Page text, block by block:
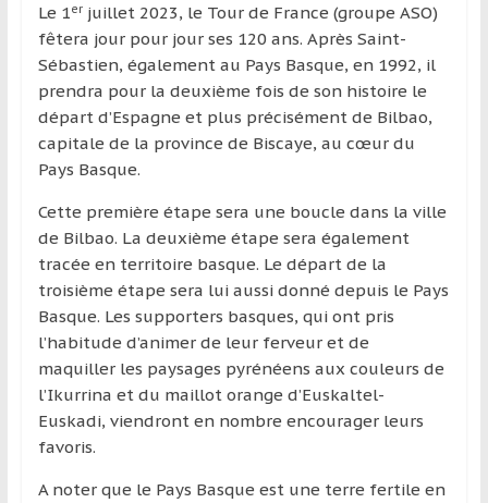
en
profitant
de
découverte
culturelle
d’un
d’une
région
Le 1erjuillet 2023, le Tour de France (groupe ASO)
fêtera jour pour jour ses 120 ans. Après Saint-
Sébastien, également au Pays Basque, en 1992, il
prendra pour la deuxième fois de son histoire le
départ d’Espagne et plus précisément de Bilbao,
capitale de la province de Biscaye, au cœur du
Pays Basque.
Cette première étape sera une boucle dans la ville
de Bilbao. La deuxième étape sera également
tracée en territoire basque. Le départ de la
troisième étape sera lui aussi donné depuis le Pays
Basque. Les supporters basques, qui ont pris
l’habitude d’animer de leur ferveur et de
maquiller les paysages pyrénéens aux couleurs de
l’Ikurrina et du maillot orange d’Euskaltel-
Euskadi, viendront en nombre encourager leurs
favoris.
A noter que le Pays Basque est une terre fertile en